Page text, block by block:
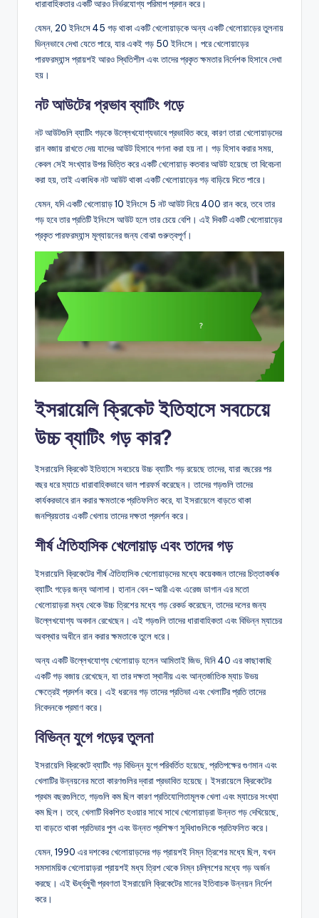
ধারাবাহিকতার একটি আরও নির্ভরযোগ্য পরিমাপ প্রদান করে।
যেমন, 20 ইনিংসে 45 গড় থাকা একটি খেলোয়াড়কে অন্য একটি খেলোয়াড়ের তুলনায়
ভিন্নভাবে দেখা যেতে পারে, যার একই গড় 50 ইনিংসে। পরে খেলোয়াড়ের
পারফরম্যান্স প্রায়শই আরও স্থিতিশীল এবং তাদের প্রকৃত ক্ষমতার নির্দেশক হিসাবে দেখা
হয়।
নট আউটের প্রভাব ব্যাটিং গড়ে
নট আউটগুলি ব্যাটিং গড়কে উল্লেখযোগ্যভাবে প্রভাবিত করে, কারণ তারা খেলোয়াড়দের
রান বজায় রাখতে দেয় যাদের আউট হিসাবে গণনা করা হয় না। গড় হিসাব করার সময়,
কেবল সেই সংখ্যার উপর ভিত্তি করে একটি খেলোয়াড় কতবার আউট হয়েছে তা বিবেচনা
করা হয়, তাই একাধিক নট আউট থাকা একটি খেলোয়াড়ের গড় বাড়িয়ে দিতে পারে।
যেমন, যদি একটি খেলোয়াড় 10 ইনিংসে 5 নট আউট নিয়ে 400 রান করে, তবে তার
গড় হবে তার প্রতিটি ইনিংসে আউট হলে তার চেয়ে বেশি। এই দিকটি একটি খেলোয়াড়ের
প্রকৃত পারফরম্যান্স মূল্যায়নের জন্য বোঝা গুরুত্বপূর্ণ।
ইসরায়েলি ক্রিকেট ইতিহাসে সবচেয়ে
উচ্চ ব্যাটিং গড় কার?
ইসরায়েলি ক্রিকেট ইতিহাসে সবচেয়ে উচ্চ ব্যাটিং গড় রয়েছে তাদের, যারা বছরের পর
বছর ধরে ম্যাচে ধারাবাহিকভাবে ভাল পারফর্ম করেছেন। তাদের গড়গুলি তাদের
কার্যকরভাবে রান করার ক্ষমতাকে প্রতিফলিত করে, যা ইসরায়েলে বাড়তে থাকা
জনপ্রিয়তায় একটি খেলায় তাদের দক্ষতা প্রদর্শন করে।
শীর্ষ ঐতিহাসিক খেলোয়াড় এবং তাদের গড়
ইসরায়েলি ক্রিকেটের শীর্ষ ঐতিহাসিক খেলোয়াড়দের মধ্যে কয়েকজন তাদের চিত্তাকর্ষক
ব্যাটিং গড়ের জন্য আলাদা। হানান বেন-আরী এবং এরেজ ডাগান এর মতো
খেলোয়াড়রা মধ্য থেকে উচ্চ ত্রিশের মধ্যে গড় রেকর্ড করেছেন, তাদের দলের জন্য
উল্লেখযোগ্য অবদান রেখেছেন। এই গড়গুলি তাদের ধারাবাহিকতা এবং বিভিন্ন ম্যাচের
অবস্থার অধীনে রান করার ক্ষমতাকে তুলে ধরে।
অন্য একটি উল্লেখযোগ্য খেলোয়াড় হলেন আমিতাই জিভ, যিনি 40 এর কাছাকাছি
একটি গড় বজায় রেখেছেন, যা তার দক্ষতা স্থানীয় এবং আন্তর্জাতিক ম্যাচ উভয়
ক্ষেত্রেই প্রদর্শন করে। এই ধরনের গড় তাদের প্রতিভা এবং খেলাটির প্রতি তাদের
নিবেদনকে প্রমাণ করে।
বিভিন্ন যুগে গড়ের তুলনা
ইসরায়েলি ক্রিকেটে ব্যাটিং গড় বিভিন্ন যুগে পরিবর্তিত হয়েছে, প্রতিপক্ষের গুণমান এবং
খেলাটির উন্নয়নের মতো কারণগুলির দ্বারা প্রভাবিত হয়েছে। ইসরায়েলে ক্রিকেটের
প্রথম বছরগুলিতে, গড়গুলি কম ছিল কারণ প্রতিযোগিতামূলক খেলা এবং ম্যাচের সংখ্যা
কম ছিল। তবে, খেলাটি বিকশিত হওয়ার সাথে সাথে খেলোয়াড়রা উন্নত গড় দেখিয়েছে,
যা বাড়তে থাকা প্রতিভার পুল এবং উন্নত প্রশিক্ষণ সুবিধাগুলিকে প্রতিফলিত করে।
যেমন, 1990 এর দশকের খেলোয়াড়দের গড় প্রায়শই নিম্ন ত্রিশের মধ্যে ছিল, যখন
সমসাময়িক খেলোয়াড়রা প্রায়শই মধ্য ত্রিশ থেকে নিম্ন চল্লিশের মধ্যে গড় অর্জন
করছে। এই ঊর্ধ্বমুখী প্রবণতা ইসরায়েলি ক্রিকেটের মানের ইতিবাচক উন্নয়ন নির্দেশ
করে।